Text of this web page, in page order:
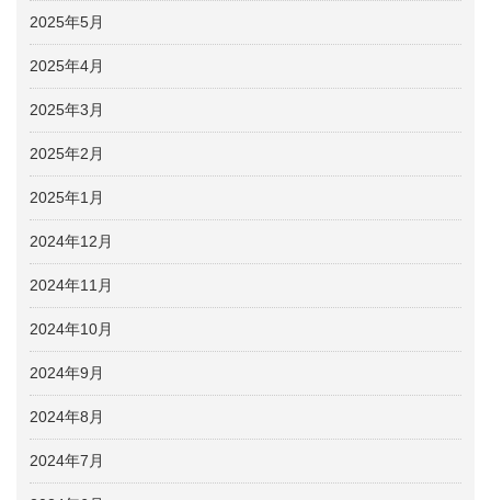
2025年5月
2025年4月
2025年3月
2025年2月
2025年1月
2024年12月
2024年11月
2024年10月
2024年9月
2024年8月
2024年7月